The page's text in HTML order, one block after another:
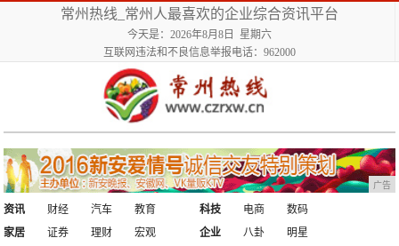
常州热线_常州人最喜欢的企业综合资讯平台
今天是：2026年8月8日 星期六
互联网违法和不良信息举报电话：962000
广告
资讯 财经 汽车
教育
家居
证券 理财 宏观
科技 电商
数码
企业
八卦
明星